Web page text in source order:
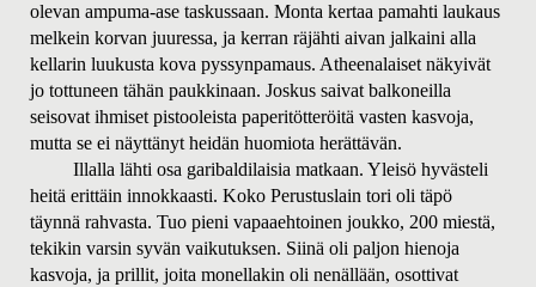
olevan ampuma-ase taskussaan. Monta kertaa pamahti laukaus
melkein korvan juuressa, ja kerran räjähti aivan jalkaini alla
kellarin luukusta kova pyssynpamaus. Atheenalaiset näkyivät
jo tottuneen tähän paukkinaan. Joskus saivat balkoneilla
seisovat ihmiset pistooleista paperitötteröitä vasten kasvoja,
mutta se ei näyttänyt heidän huomiota herättävän.
Illalla lähti osa garibaldilaisia matkaan. Yleisö hyvästeli
heitä erittäin innokkaasti. Koko Perustuslain tori oli täpö
täynnä rahvasta. Tuo pieni vapaaehtoinen joukko, 200 miestä,
tekikin varsin syvän vaikutuksen. Siinä oli paljon hienoja
kasvoja, ja prillit, joita monellakin oli nenällään, osottivat